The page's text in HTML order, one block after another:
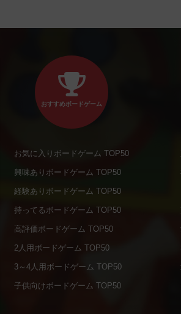
おすすめボードゲーム
お気に入りボードゲーム TOP50
興味ありボードゲーム TOP50
経験ありボードゲーム TOP50
持ってるボードゲーム TOP50
高評価ボードゲーム TOP50
2人用ボードゲーム TOP50
3～4人用ボードゲーム TOP50
子供向けボードゲーム TOP50